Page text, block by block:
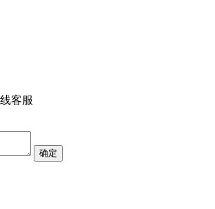
客服
确定